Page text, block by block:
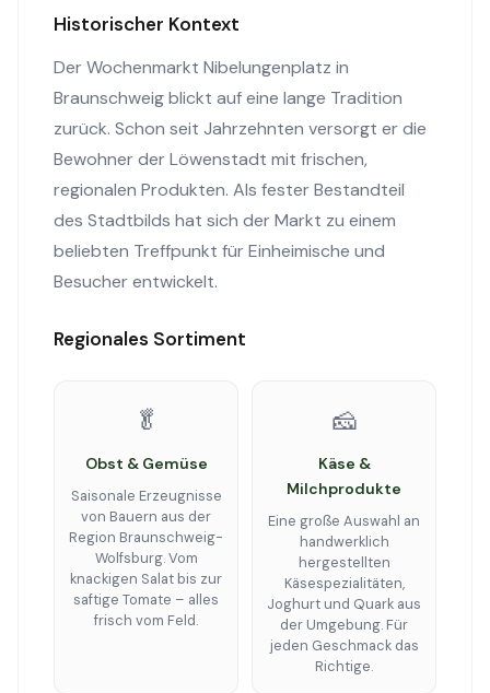
Historischer Kontext
Der Wochenmarkt Nibelungenplatz in
Braunschweig blickt auf eine lange Tradition
zurück. Schon seit Jahrzehnten versorgt er die
Bewohner der Löwenstadt mit frischen,
regionalen Produkten. Als fester Bestandteil
des Stadtbilds hat sich der Markt zu einem
beliebten Treffpunkt für Einheimische und
Besucher entwickelt.
Regionales Sortiment
🥬
Obst & Gemüse
Saisonale Erzeugnisse
von Bauern aus der
Region Braunschweig-
Wolfsburg. Vom
knackigen Salat bis zur
saftige Tomate – alles
frisch vom Feld.
🧀
Käse &
Milchprodukte
Eine große Auswahl an
handwerklich
hergestellten
Käsespezialitäten,
Joghurt und Quark aus
der Umgebung. Für
jeden Geschmack das
Richtige.